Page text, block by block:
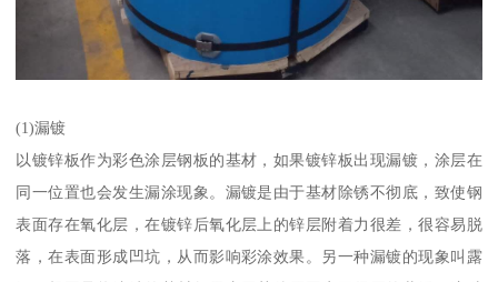
(1)漏镀
以镀锌板作为彩色涂层钢板的基材，如果镀锌板出现漏镀，涂层在
同一位置也会发生漏涂现象。漏镀是由于基材除锈不彻底，致使钢
表面存在氧化层，在镀锌后氧化层上的锌层附着力很差，很容易脱
落，在表面形成凹坑，从而影响彩涂效果。另一种漏镀的现象叫露